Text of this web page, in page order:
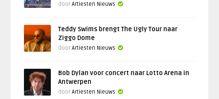
doorArtiesten Nieuws
Teddy Swims brengt The Ugly Tour naar
Ziggo Dome
doorArtiesten Nieuws
Bob Dylan voor concert naar Lotto Arena in
Antwerpen
doorArtiesten Nieuws